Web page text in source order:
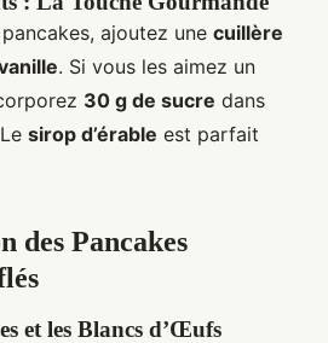
ajoutez une cuillère
. Si vous les aimez un
30 g de sucre dans
sirop d’érable est parfait
des Pancakes
et les Blancs d’Œufs